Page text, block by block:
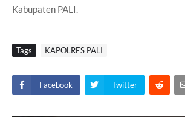
Kabupaten PALI.
Tags KAPOLRES PALI
Facebook Twitter